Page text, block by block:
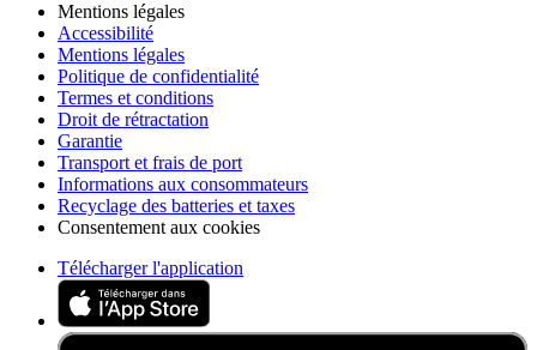
Mentions légales
Accessibilité
Mentions légales
Politique de confidentialité
Termes et conditions
Droit de rétractation
Garantie
Transport et frais de port
Informations aux consommateurs
Recyclage des batteries et taxes
Consentement aux cookies
Télécharger l'application